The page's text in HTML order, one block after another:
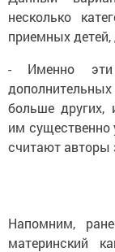
несколько
приемных
- Именно эти
больше других,
им существенно
считают авторы
Напомним,
материнский